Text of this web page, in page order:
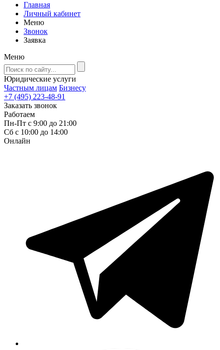
Главная
Личный кабинет
Меню
Звонок
Заявка
Меню
Юридические услуги
Частным лицам Бизнесу
+7 (495) 223-48-91
Заказать звонок
Работаем
Пн-Пт с 9:00 до 21:00
Сб с 10:00 до 14:00
Онлайн